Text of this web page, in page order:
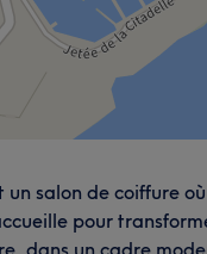
un salon de coiffure
pour
dans un cadre